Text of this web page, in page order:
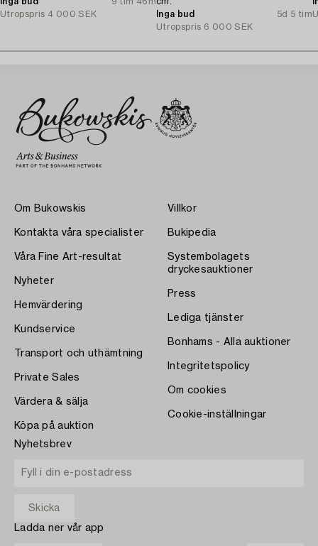
Utropspris 4 000 SEK
Inga bud
5d 5 tim
Utropspris 6 000 SEK
Om Bukowskis
Kontakta våra specialister
Våra Fine Art-resultat
Nyheter
Hemvärdering
Kundservice
Transport och uthämtning
Private Sales
Värdera & sälja
Köpa på auktion
Villkor
Bukipedia
Systembolagets
dryckesauktioner
Press
Lediga tjänster
Bonhams - Alla auktioner
Integritetspolicy
Om cookies
Cookie-inställningar
Nyhetsbrev
Ladda ner vår app